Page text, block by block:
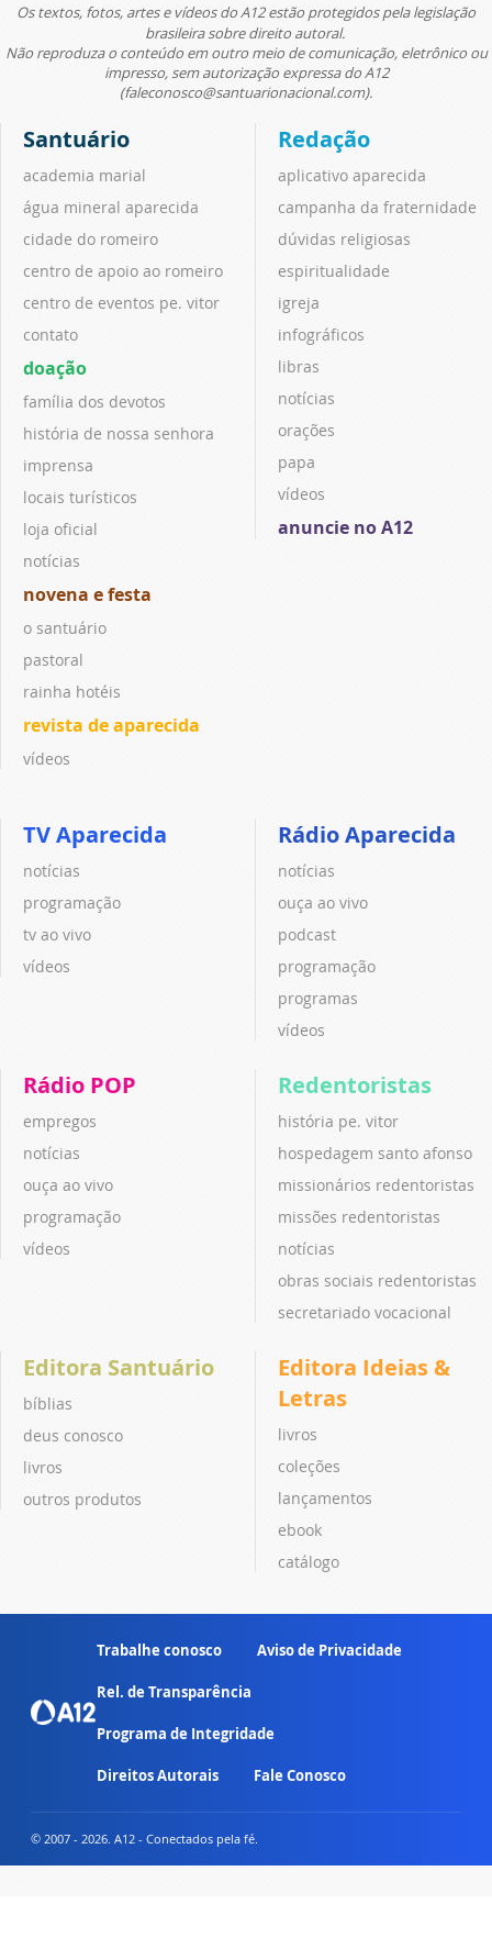
Os textos, fotos, artes e vídeos do A12 estão protegidos pela legislação
brasileira sobre direito autoral.
Não reproduza o conteúdo em outro meio de comunicação, eletrônico ou
impresso, sem autorização expressa do A12
(faleconosco@santuarionacional.com).
Santuário
academia marial
água mineral aparecida
cidade do romeiro
centro de apoio ao romeiro
centro de eventos pe. vitor
contato
doação
família dos devotos
história de nossa senhora
imprensa
locais turísticos
loja oficial
notícias
novena e festa
o santuário
pastoral
rainha hotéis
revista de aparecida
vídeos
Redação
aplicativo aparecida
campanha da fraternidade
dúvidas religiosas
espiritualidade
igreja
infográficos
libras
notícias
orações
papa
vídeos
anuncie no A12
TV Aparecida
notícias
programação
tv ao vivo
vídeos
Rádio Aparecida
notícias
ouça ao vivo
podcast
programação
programas
vídeos
Rádio POP
empregos
notícias
ouça ao vivo
programação
vídeos
Redentoristas
história pe. vitor
hospedagem santo afonso
missionários redentoristas
missões redentoristas
notícias
obras sociais redentoristas
secretariado vocacional
Editora Santuário
bíblias
deus conosco
livros
outros produtos
Editora Ideias &
Letras
livros
coleções
lançamentos
ebook
catálogo
Trabalhe conosco Aviso de Privacidade
Rel. de Transparência
Programa de Integridade
Direitos Autorais Fale Conosco
© 2007 - 2026. A12 - Conectados pela fé.